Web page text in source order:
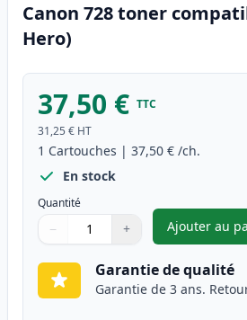
Canon 728 toner
Hero)
37,50 € TTC
31,25 € HT
1 Cartouches | 37,50 € /ch.
En stock
Quantité
Quantité
Utilisez les boutons pour ajuster
− +
Quantité
Ajouter au
,
Garantie de qualité
Garantie de 3 ans.